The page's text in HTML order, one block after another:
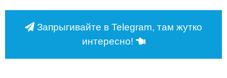
Запрыгивайте в Telegram, там жутко
интересно!